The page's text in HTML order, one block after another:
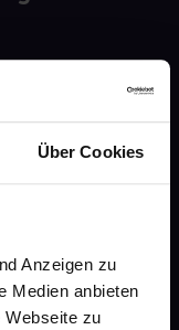
Über Cookies
Anzeigen zu
Medien anbieten
Webseite zu